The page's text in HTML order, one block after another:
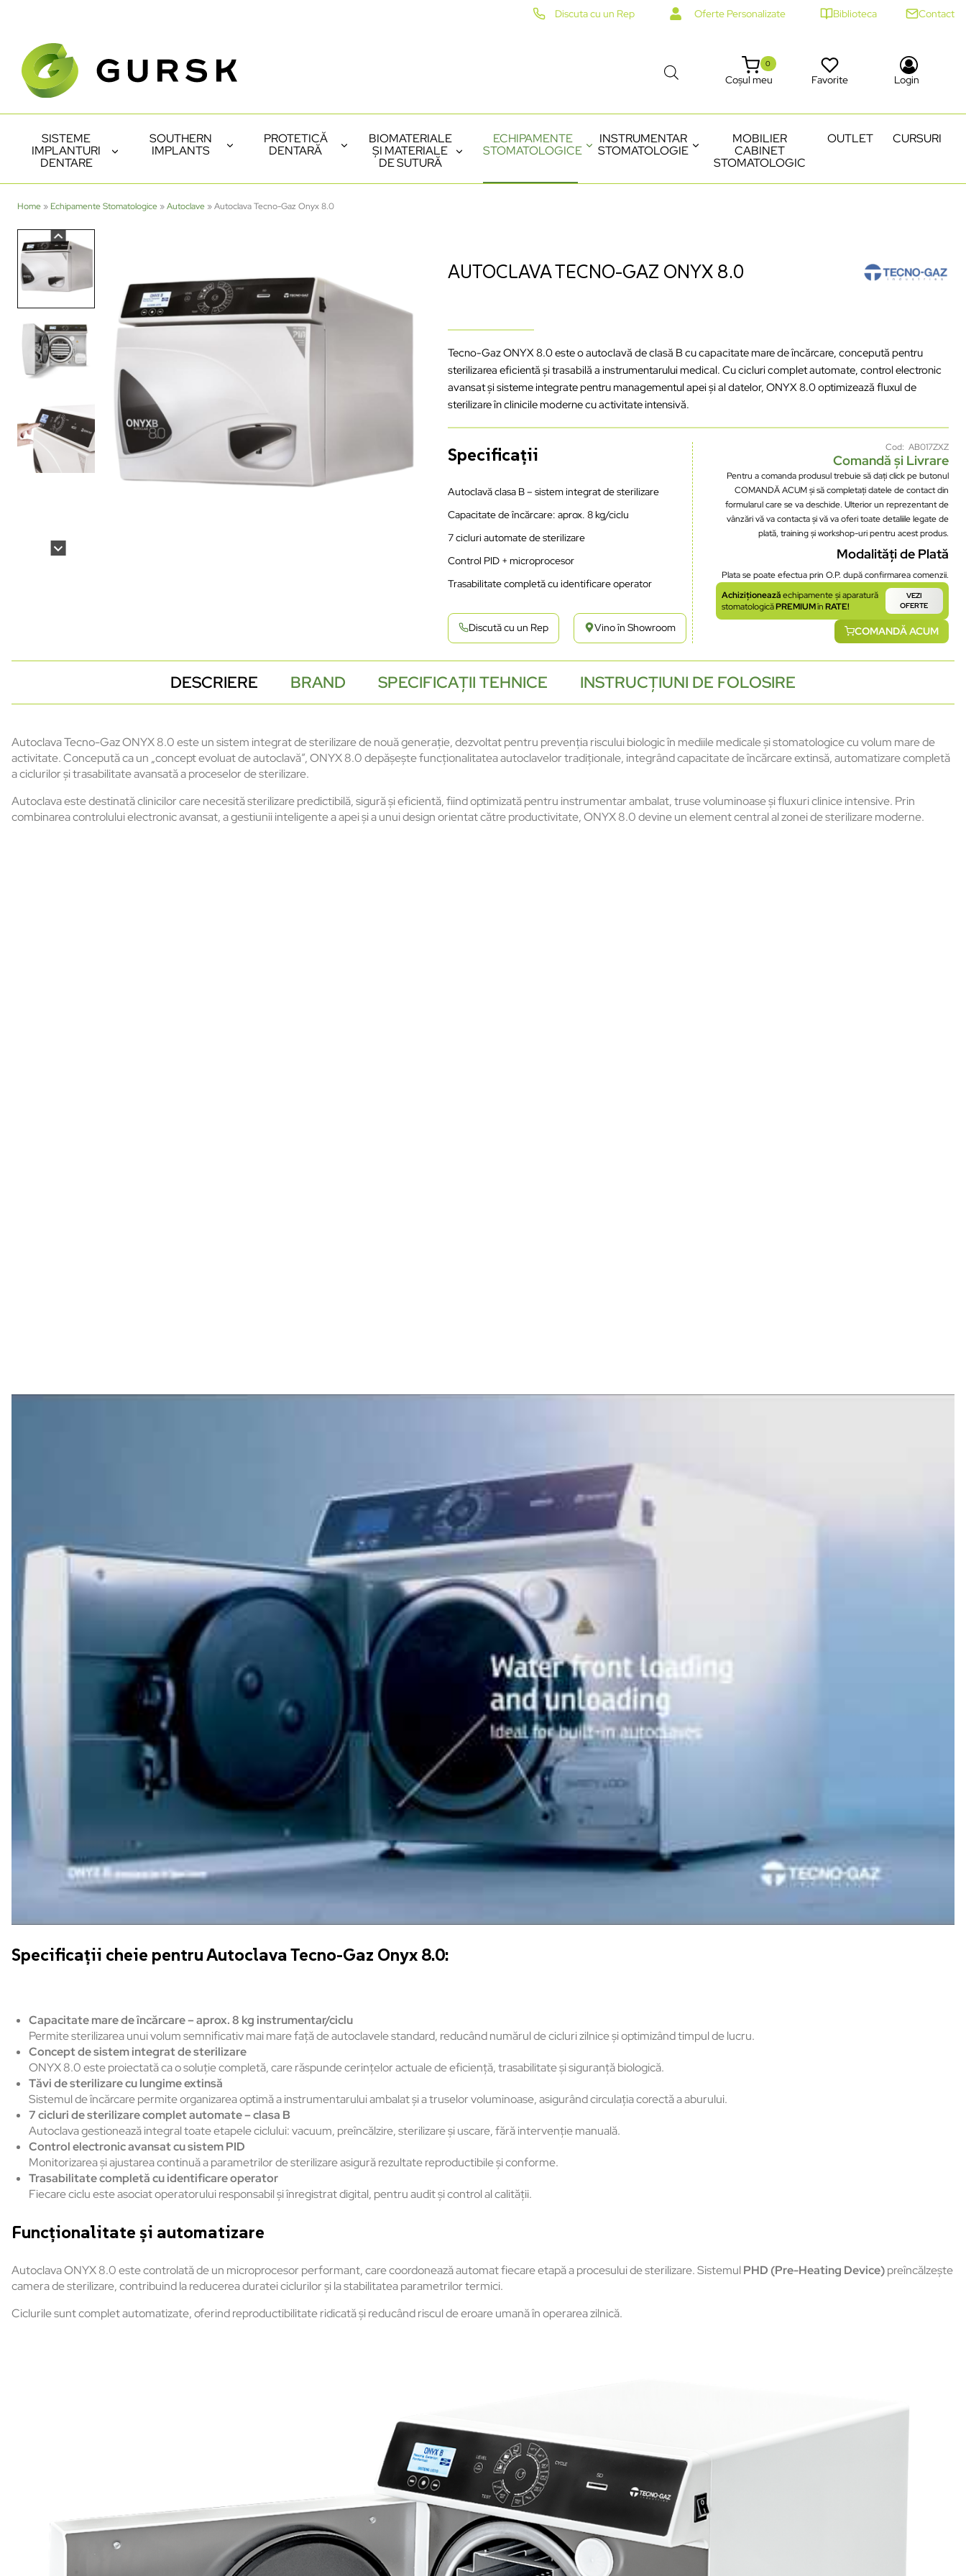
Discuta cu un Rep Oferte Personalizate Biblioteca Contact
Coșul meu
0
Favorite Login
SISTEME
IMPLANTURI
DENTARE
SOUTHERN
IMPLANTS
PROTETICĂ
DENTARĂ
BIOMATERIALE
ȘI MATERIALE
DE SUTURĂ
ECHIPAMENTE
STOMATOLOGICE
INSTRUMENTAR
STOMATOLOGIE
MOBILIER
CABINET
STOMATOLOGIC
OUTLET CURSURI
Home » Echipamente Stomatologice »Autoclave »Autoclava Tecno-Gaz Onyx 8.0
AUTOCLAVA TECNO-GAZ ONYX 8.0
Tecno-Gaz ONYX 8.0 este o autoclavă de clasă B cu capacitate mare de încărcare, concepută pentru
sterilizarea eficientă și trasabilă a instrumentarului medical. Cu cicluri complet automate, control electronic
avansat și sisteme integrate pentru managementul apei și al datelor, ONYX 8.0 optimizează fluxul de
sterilizare în clinicile moderne cu activitate intensivă.
Specificații
Autoclavă clasa B – sistem integrat de sterilizare
Capacitate de încărcare: aprox. 8 kg/ciclu
7 cicluri automate de sterilizare
Control PID + microprocesor
Trasabilitate completă cu identificare operator
Discută cu un Rep Vino în Showroom
Cod: AB017ZXZ
Comandă și Livrare
Pentru a comanda produsul trebuie să dați click pe butonul
COMANDĂ ACUM și să completați datele de contact din
formularul care se va deschide. Ulterior un reprezentant de
vânzări vă va contacta și vă va oferi toate detaliile legate de
plată, training și workshop-uri pentru acest produs.
Modalități de Plată
Plata se poate efectua prin O.P. după confirmarea comenzii.
Achiziționeazăechipamente și aparatură
stomatologicăPREMIUMînRATE!
VEZI
OFERTE
COMANDĂ ACUM
DESCRIERE BRAND SPECIFICAȚII TEHNICE INSTRUCȚIUNI DE FOLOSIRE
Autoclava Tecno-Gaz ONYX 8.0 este un sistem integrat de sterilizare de nouă generație, dezvoltat pentru prevenția riscului biologic în mediile medicale și stomatologice cu volum mare de
activitate. Concepută ca un „concept evoluat de autoclavă”, ONYX 8.0 depășește funcționalitatea autoclavelor tradiționale, integrând capacitate de încărcare extinsă, automatizare completă
a ciclurilor și trasabilitate avansată a proceselor de sterilizare.
Autoclava este destinată clinicilor care necesită sterilizare predictibilă, sigură și eficientă, fiind optimizată pentru instrumentar ambalat, truse voluminoase și fluxuri clinice intensive. Prin
combinarea controlului electronic avansat, a gestiunii inteligente a apei și a unui design orientat către productivitate, ONYX 8.0 devine un element central al zonei de sterilizare moderne.
Specificații cheie pentru Autoclava Tecno-Gaz Onyx 8.0:
Capacitate mare de încărcare – aprox. 8 kg instrumentar/ciclu
Permite sterilizarea unui volum semnificativ mai mare față de autoclavele standard, reducând numărul de cicluri zilnice și optimizând timpul de lucru.
Concept de sistem integrat de sterilizare
ONYX 8.0 este proiectată ca o soluție completă, care răspunde cerințelor actuale de eficiență, trasabilitate și siguranță biologică.
Tăvi de sterilizare cu lungime extinsă
Sistemul de încărcare permite organizarea optimă a instrumentarului ambalat și a truselor voluminoase, asigurând circulația corectă a aburului.
7 cicluri de sterilizare complet automate – clasa B
Autoclava gestionează integral toate etapele ciclului: vacuum, preîncălzire, sterilizare și uscare, fără intervenție manuală.
Control electronic avansat cu sistem PID
Monitorizarea și ajustarea continuă a parametrilor de sterilizare asigură rezultate reproductibile și conforme.
Trasabilitate completă cu identificare operator
Fiecare ciclu este asociat operatorului responsabil și înregistrat digital, pentru audit și control al calității.
Funcționalitate și automatizare
Autoclava ONYX 8.0 este controlată de un microprocesor performant, care coordonează automat fiecare etapă a procesului de sterilizare. SistemulPHD (Pre-Heating Device)preîncălzește
camera de sterilizare, contribuind la reducerea duratei ciclurilor și la stabilitatea parametrilor termici.
Ciclurile sunt complet automatizate, oferind reproductibilitate ridicată și reducând riscul de eroare umană în operarea zilnică.